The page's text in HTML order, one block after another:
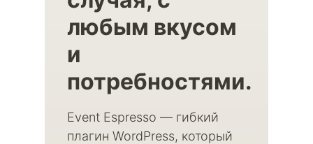
любым вкусом
и
потребностями.
Event Espresso — гибкий
плагин WordPress, который